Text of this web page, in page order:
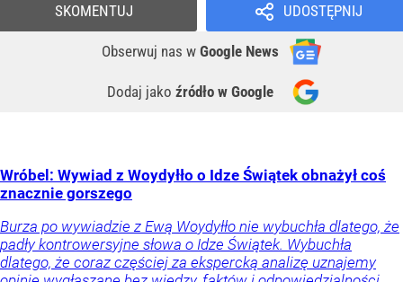
UDOSTĘPNIJ
Obserwuj nas w Google News
Dodaj jako źródło w Google
SKOMENTUJ
Wróbel: Wywiad z Woydyłło o Idze Świątek obnażył coś
znacznie gorszego
Burza po wywiadzie z Ewą Woydyłło nie wybuchła dlatego, że
padły kontrowersyjne słowa o Idze Świątek. Wybuchła
dlatego, że coraz częściej za ekspercką analizę uznajemy